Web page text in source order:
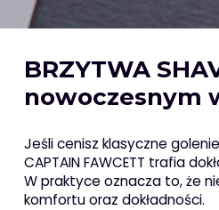
BRZYTWA
nowoczesnym
Jeśli cenisz klasyczne
CAPTAIN FAWCETT trafia
W praktyce oznacza to, że
komfortu oraz dokładności.